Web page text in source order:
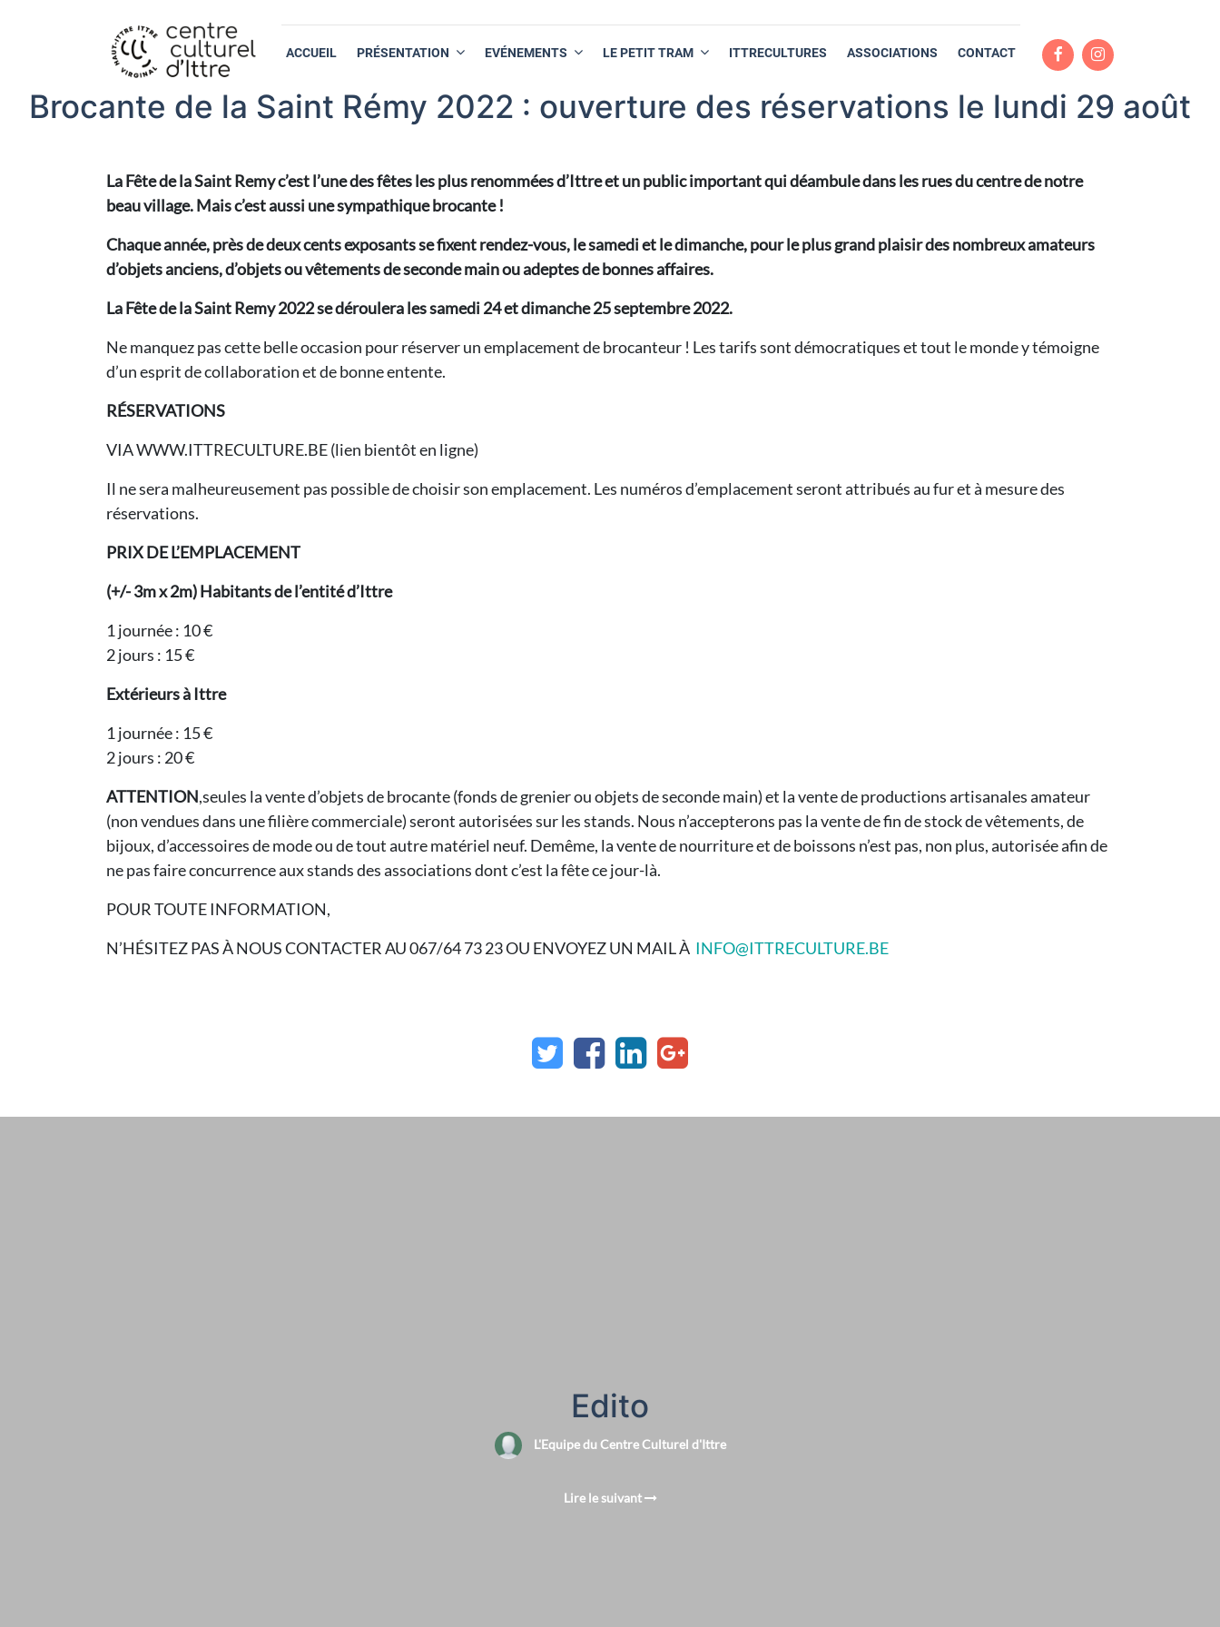
ACCUEIL PRÉSENTATION EVÉNEMENTS LE PETIT TRAM ITTRECULTURES ASSOCIATIONS CONTACT
Brocante de la Saint Rémy 2022 : ouverture des réservations le lundi 29 août
La Fête de la Saint Remy c’est l’une des fêtes les plus renommées d’Ittre et un public important qui déambule dans les rues du centre de notre
beau village. Mais c’est aussi une sympathique brocante !
Chaque année, près de deux cents exposants se fixent rendez-vous, le samedi et le dimanche, pour le plus grand plaisir des nombreux amateurs
d’objets anciens, d’objets ou vêtements de seconde main ou adeptes de bonnes affaires.
La Fête de la Saint Remy 2022 se déroulera les samedi 24 et dimanche 25 septembre 2022.
Ne manquez pas cette belle occasion pour réserver un emplacement de brocanteur ! Les tarifs sont démocratiques et tout le monde y témoigne
d’un esprit de collaboration et de bonne entente.
RÉSERVATIONS
VIA WWW.ITTRECULTURE.BE (lien bientôt en ligne)
Il ne sera malheureusement pas possible de choisir son emplacement. Les numéros d’emplacement seront attribués au fur et à mesure des
réservations.
PRIX DE L’EMPLACEMENT
(+/- 3m x 2m) Habitants de l’entité d’Ittre
1 journée : 10 €
2 jours : 15 €
Extérieurs à Ittre
1 journée : 15 €
2 jours : 20 €
ATTENTION,seules la vente d’objets de brocante (fonds de grenier ou objets de seconde main) et la vente de productions artisanales amateur
(non vendues dans une filière commerciale) seront autorisées sur les stands. Nous n’accepterons pas la vente de fin de stock de vêtements, de
bijoux, d’accessoires de mode ou de tout autre matériel neuf. Demême, la vente de nourriture et de boissons n’est pas, non plus, autorisée afin de
ne pas faire concurrence aux stands des associations dont c’est la fête ce jour-là.
POUR TOUTE INFORMATION,
N’HÉSITEZ PAS À NOUS CONTACTER AU 067/64 73 23 OU ENVOYEZ UN MAIL À INFO@ITTRECULTURE.BE
Edito
L'Equipe du Centre Culturel d'Ittre
Lire le suivant